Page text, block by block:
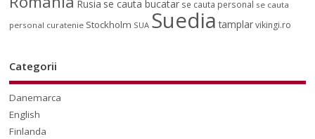
Rusia se cauta bucatar se cauta personal se cauta
personal curatenie Stockholm SUA Suedia tamplar vikingi.ro
Categorii
Danemarca
English
Finlanda